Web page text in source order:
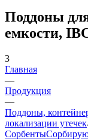
Поддоны
емкости,
3
Главная
—
Продукция
—
Поддоны,
локализации утечек
Сорбенты